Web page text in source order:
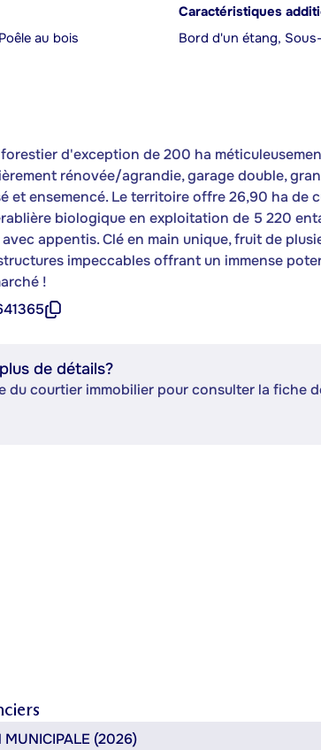
au bois
Caractéristiques
Bord d'un étang,
d'exception de 200 ha
rénovée/agrandie, garage double,
et ensemencé. Le territoire offre 26,90 ha de
biologique en exploitation de 5 220
appentis. Clé en main unique, fruit de
impeccables offrant un immense
!
de détails?
du courtier immobilier pour consulter la fiche
MUNICIPALE (2026)